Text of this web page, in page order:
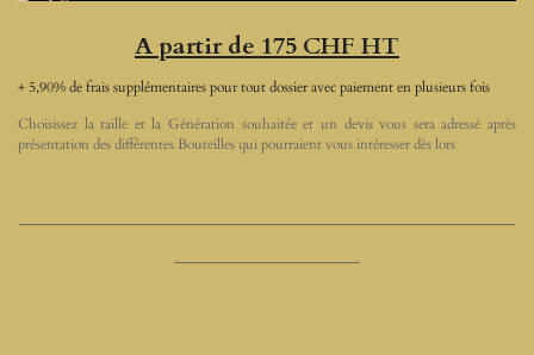
A partir de 175 CHF HT
+ 5,90% de frais supplémentaires pour tout dossier avec paiement en plusieurs fois
Choisissez la taille et la Génération souhaitée et un devis vous sera adressé après
présentation des différentes Bouteilles qui pourraient vous intéresser dès lors